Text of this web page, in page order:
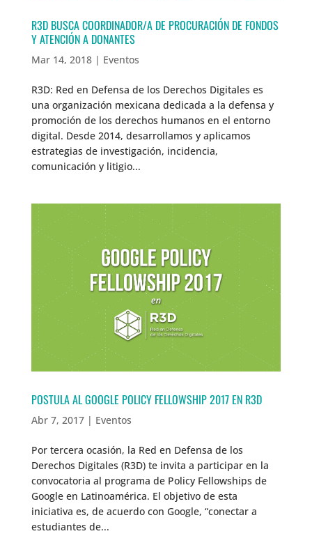
R3D BUSCA COORDINADOR/A DE PROCURACIÓN DE FONDOS
Y ATENCIÓN A DONANTES
Mar 14, 2018| Eventos
R3D: Red en Defensa de los Derechos Digitales es
una organización mexicana dedicada a la defensa y
promoción de los derechos humanos en el entorno
digital. Desde 2014, desarrollamos y aplicamos
estrategias de investigación, incidencia,
comunicación y litigio...
POSTULA AL GOOGLE POLICY FELLOWSHIP 2017 EN R3D
Abr 7, 2017| Eventos
Por tercera ocasión, la Red en Defensa de los
Derechos Digitales (R3D) te invita a participar en la
convocatoria al programa de Policy Fellowships de
Google en Latinoamérica. El objetivo de esta
iniciativa es, de acuerdo con Google, “conectar a
estudiantes de...